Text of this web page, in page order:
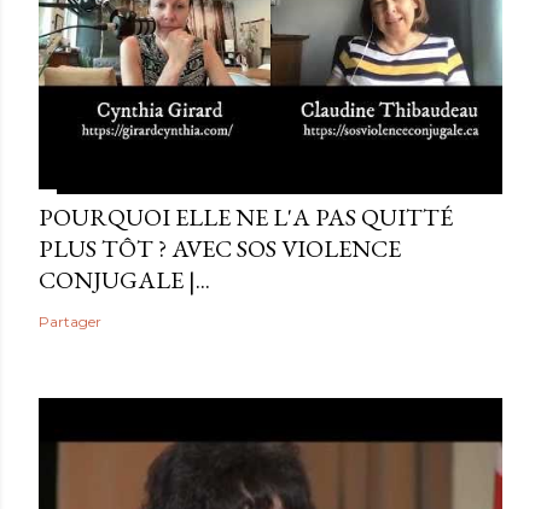
POURQUOI ELLE NE L'A PAS QUITTÉ
PLUS TÔT ? AVEC SOS VIOLENCE
CONJUGALE |...
Partager